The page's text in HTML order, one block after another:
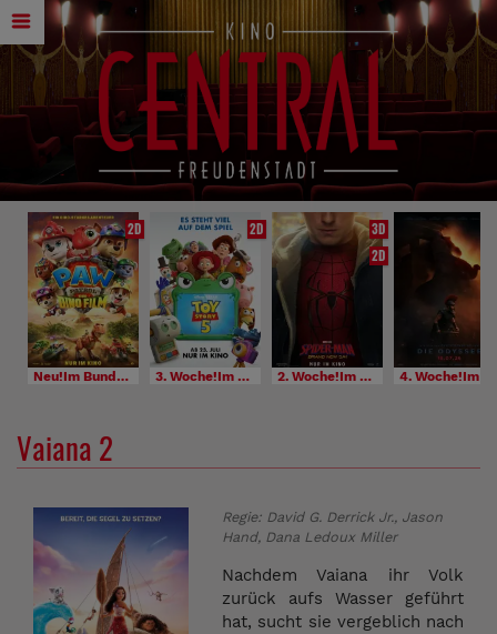
2D
Neu!Im Bundesstart
2D
3. Woche!Im Bundesstart
3D
2D
2. Woche!Im Bundesstart
Vaiana 2
Regie: David G. Derrick Jr., Jason
Hand, Dana Ledoux Miller
Nachdem Vaiana ihr Volk
zurück aufs Wasser geführt
hat, sucht sie vergeblich nach